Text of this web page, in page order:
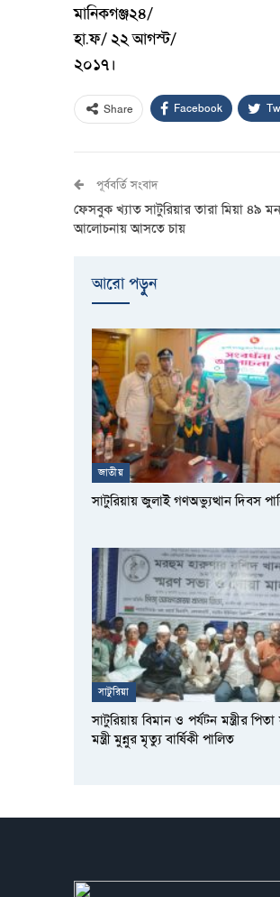
মানিকগঞ্জ২৪/
হা.ফ/২২আগস্ট/
২০১৭।
Share Facebook
পূর্ববর্তি সংবাদ
ফেসবুক খ্যাত সাটুরিয়ার তারা মিয়া ৪৯
আলোচনায় আসতে চায়
আরো পড়ুুন
জাতীয়
সাটুরিয়ায় জুলাই গণঅভ্যুত্থান দিবস
সাটুরিয়া
সাটুরিয়ায় বিমান ও পর্যটন মন্ত্রীর
মন্ত্রী মুন্নুর মৃত্যু বার্ষিকী পালিত